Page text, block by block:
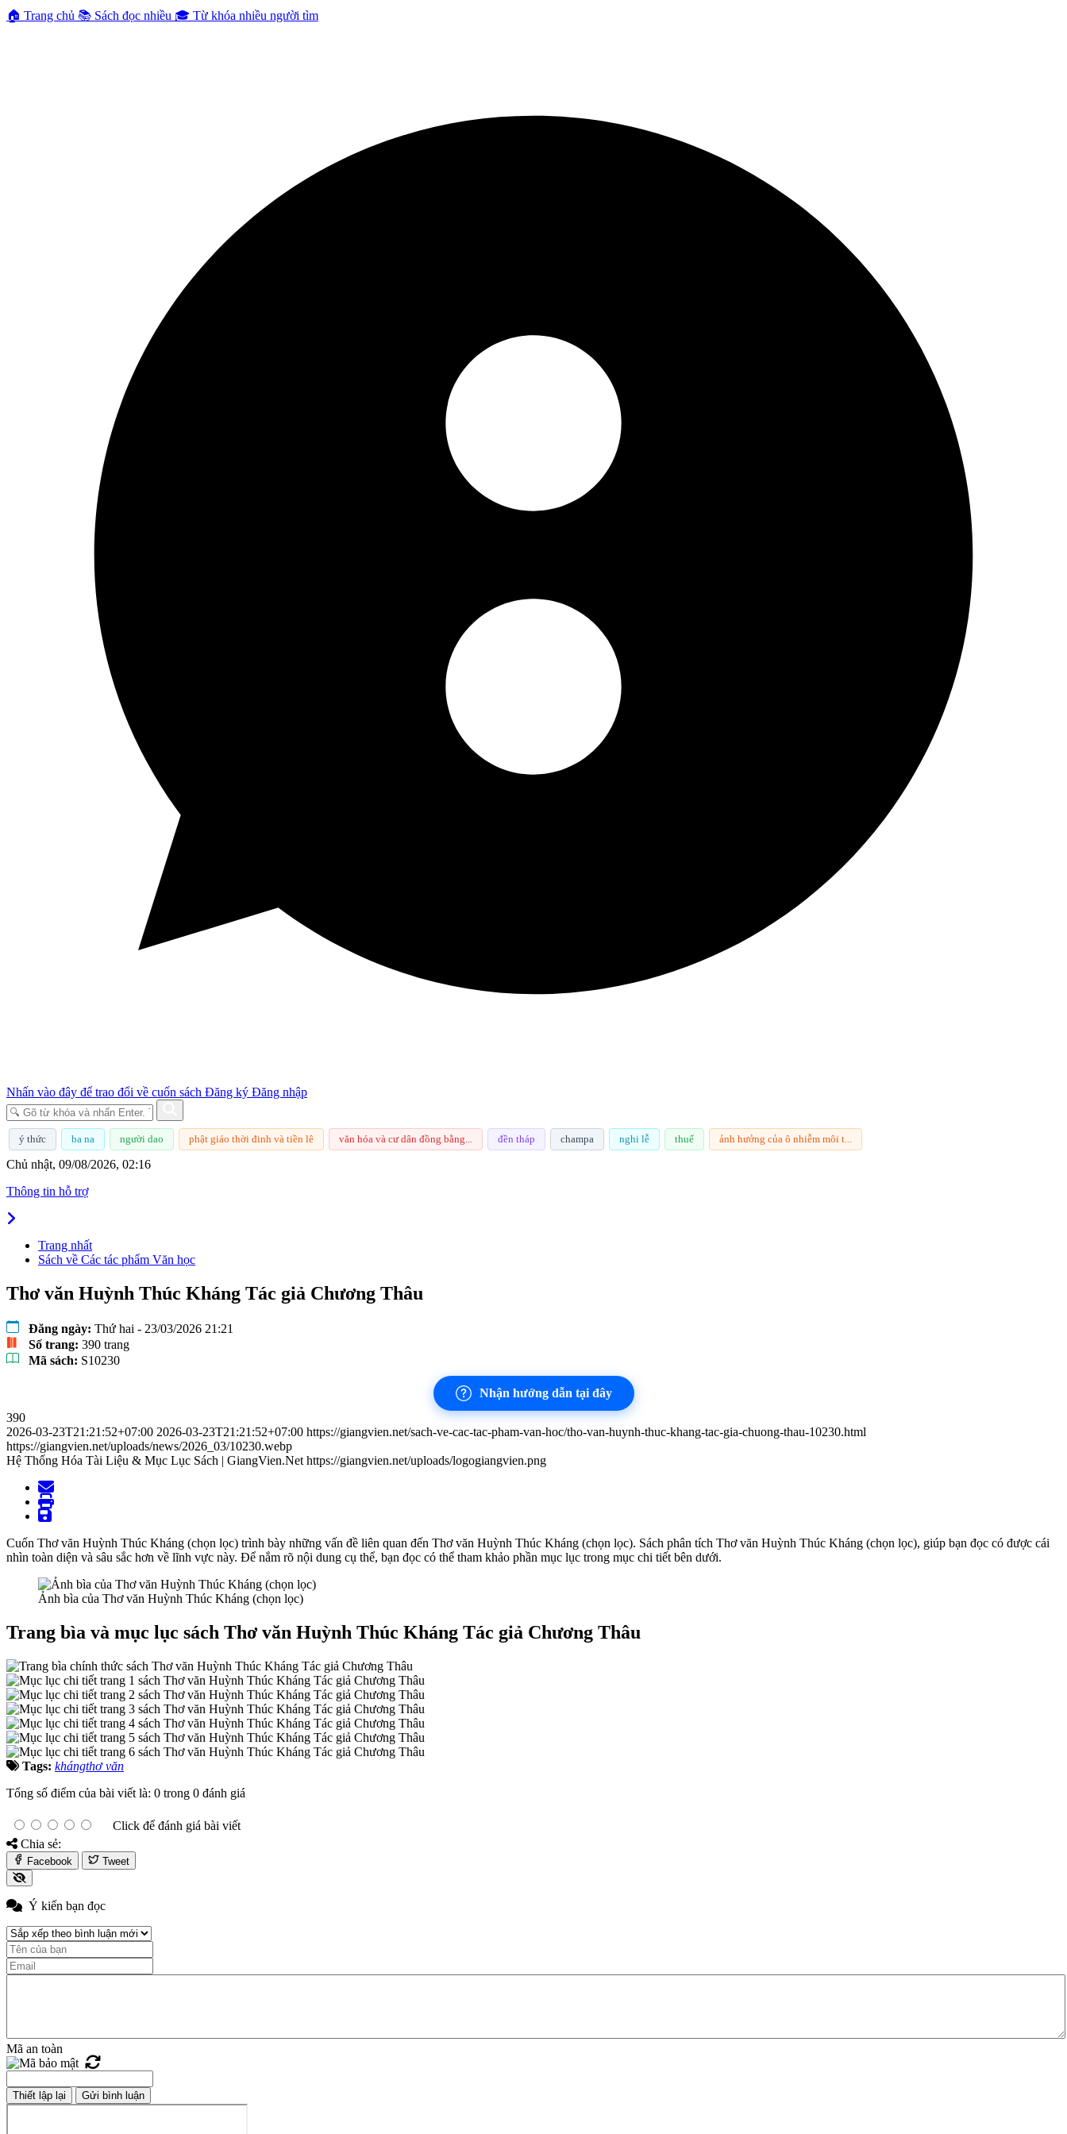
🏠 Trang chủ 📚 Sách đọc nhiều 🎓 Từ khóa nhiều người tìm
Nhấn vào đây để trao đổi về cuốn sách Đăng ký Đăng nhập
ý thức ba na người dao phật giáo thời đinh và tiền lê văn hóa và cư dân đồng bằng... đền tháp champa nghi lễ thuế ảnh hưởng của ô nhiễm môi t...
Chủ nhật, 09/08/2026, 02:16
Thông tin hỗ trợ
Trang nhất
Sách về Các tác phẩm Văn học
Thơ văn Huỳnh Thúc Kháng Tác giả Chương Thâu
Đăng ngày: Thứ hai - 23/03/2026 21:21
Số trang: 390 trang
Mã sách: S10230
Nhận hướng dẫn tại đây
390
2026-03-23T21:21:52+07:00 2026-03-23T21:21:52+07:00 https://giangvien.net/sach-ve-cac-tac-pham-van-hoc/tho-van-huynh-thuc-khang-tac-gia-chuong-thau-10230.html
https://giangvien.net/uploads/news/2026_03/10230.webp
Hệ Thống Hóa Tài Liệu & Mục Lục Sách | GiangVien.Net https://giangvien.net/uploads/logogiangvien.png
Cuốn Thơ văn Huỳnh Thúc Kháng (chọn lọc) trình bày những vấn đề liên quan đến Thơ văn Huỳnh Thúc Kháng (chọn lọc). Sách phân tích Thơ văn Huỳnh Thúc Kháng (chọn lọc), giúp bạn đọc có được cái
nhìn toàn diện và sâu sắc hơn về lĩnh vực này. Để nắm rõ nội dung cụ thể, bạn đọc có thể tham khảo phần mục lục trong mục chi tiết bên dưới.
Ảnh bìa của Thơ văn Huỳnh Thúc Kháng (chọn lọc)
Trang bìa và mục lục sách Thơ văn Huỳnh Thúc Kháng Tác giả Chương Thâu
Tags: khángthơ văn
Tổng số điểm của bài viết là: 0 trong 0 đánh giá
Click để đánh giá bài viết
Chia sẻ:
Facebook Tweet
Ý kiến bạn đọc
Mã an toàn